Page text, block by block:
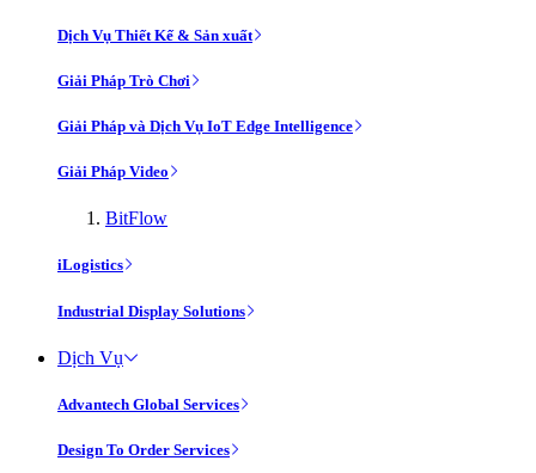
Dịch Vụ Thiết Kế & Sản xuất
Giải Pháp Trò Chơi
Giải Pháp và Dịch Vụ IoT Edge Intelligence
Giải Pháp Video
BitFlow
iLogistics
Industrial Display Solutions
Dịch Vụ
Advantech Global Services
Design To Order Services